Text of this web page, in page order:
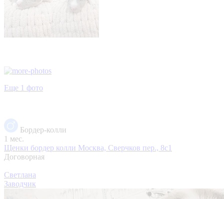
Еще 1 фото
Бордер-колли
1 мес.
Щенки бордер колли Москва, Сверчков пер., 8с1
Договорная
Светлана
Заводчик